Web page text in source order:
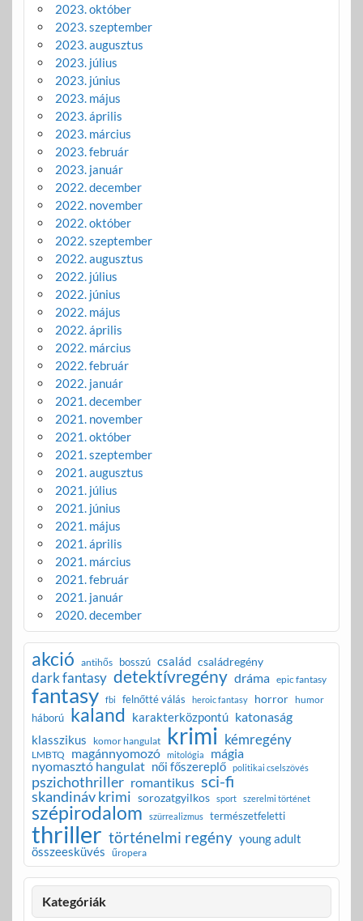
2023. október
2023. szeptember
2023. augusztus
2023. július
2023. június
2023. május
2023. április
2023. március
2023. február
2023. január
2022. december
2022. november
2022. október
2022. szeptember
2022. augusztus
2022. július
2022. június
2022. május
2022. április
2022. március
2022. február
2022. január
2021. december
2021. november
2021. október
2021. szeptember
2021. augusztus
2021. július
2021. június
2021. május
2021. április
2021. március
2021. február
2021. január
2020. december
akció antihős bosszú család családregény
dark fantasy detektívregény dráma epic fantasy
fantasy fbi felnőtté válás heroic fantasy horror humor
háború kaland karakterközpontú katonaság
klasszikus komor hangulat krimi kémregény
LMBTQ magánnyomozó mitológia mágia
nyomasztó hangulat női főszereplő politikai cselszövés
pszichothriller romantikus sci-fi
skandináv krimi sorozatgyilkos sport szerelmi történet
szépirodalom szürrealizmus természetfeletti
thriller történelmi regény young adult
összeesküvés űropera
Kategóriák